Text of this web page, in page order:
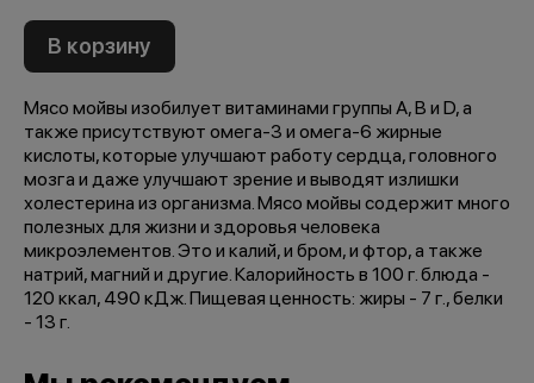
В корзину
Мясо мойвы изобилует витаминами группы А, B и D, а
также присутствуют омега-3 и омега-6 жирные
кислоты, которые улучшают работу сердца, головного
мозга и даже улучшают зрение и выводят излишки
холестерина из организма. Мясо мойвы содержит много
полезных для жизни и здоровья человека
микроэлементов. Это и калий, и бром, и фтор, а также
натрий, магний и другие. Калорийность в 100 г. блюда -
120 ккал, 490 кДж. Пищевая ценность: жиры - 7 г., белки
- 13 г.